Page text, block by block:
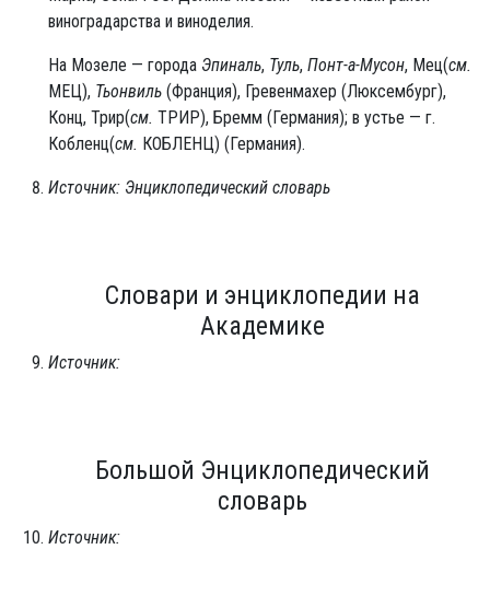
виноградарства и виноделия.
На Мозеле — города Эпиналь, Туль, Понт-а-Мусон, Мец(см.
МЕЦ), Тьонвиль (Франция), Гревенмахер (Люксембург),
Конц, Трир(см. ТРИР), Бремм (Германия); в устье — г.
Кобленц(см. КОБЛЕНЦ) (Германия).
Источник: Энциклопедический словарь
Словари и энциклопедии на
Академике
Источник:
Большой Энциклопедический
словарь
Источник: